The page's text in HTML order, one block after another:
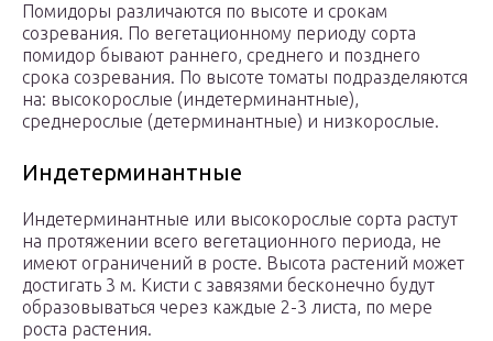
Помидоры различаются по высоте и срокам
созревания. По вегетационному периоду сорта
помидор бывают раннего, среднего и позднего
срока созревания. По высоте томаты подразделяются
на: высокорослые (индетерминантные),
среднерослые (детерминантные) и низкорослые.
Индетерминантные
Индетерминантные или высокорослые сорта растут
на протяжении всего вегетационного периода, не
имеют ограничений в росте. Высота растений может
достигать 3 м. Кисти с завязями бесконечно будут
образовываться через каждые 2-3 листа, по мере
роста растения.